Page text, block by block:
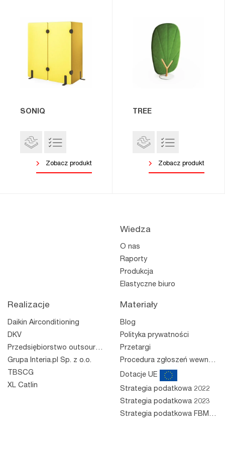
SONIQ
Zobacz produkt
TREE
Zobacz produkt
Wiedza
O nas
Raporty
Produkcja
Elastyczne biuro
Realizacje
Daikin Airconditioning
DKV
Przedsiębiorstwo outsourcingowe
Grupa Interia.pl Sp. z o.o.
TBSCG
XL Catlin
Materiały
Blog
Polityka prywatności
Przetargi
Procedura zgłoszeń wewnętrznych
Dotacje UE
Strategia podatkowa 2022
Strategia podatkowa 2023
Strategia podatkowa FBM 2023